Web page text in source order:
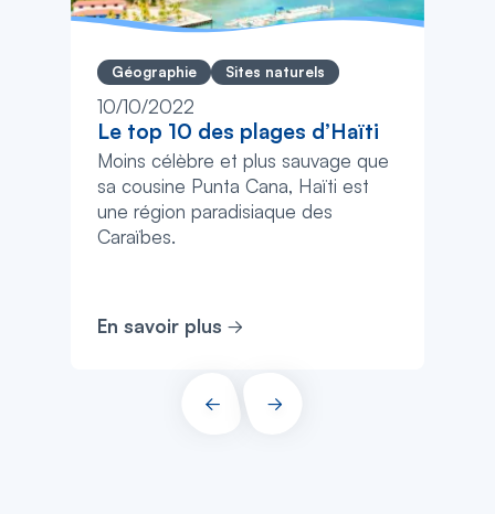
Géographie Sites naturels
10/10/2022
Le top 10 des plages d’Haïti
Moins célèbre et plus sauvage que
sa cousine Punta Cana, Haïti est
une région paradisiaque des
Caraïbes.
En savoir plus
PRÉCÉDENT
SUIVANT